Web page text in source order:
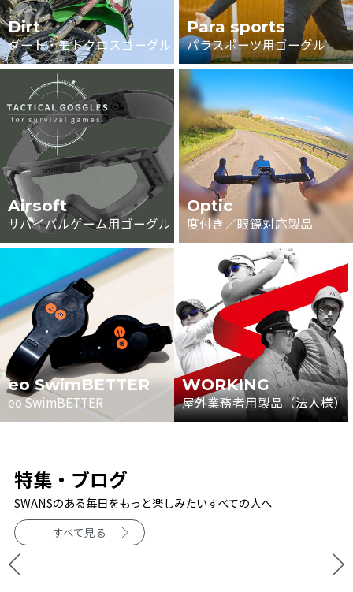
Dirt
ダート・モトクロスゴーグル
Para sports
パラスポーツ用ゴーグル
Airsoft
サバイバルゲーム用ゴーグル
Optic
度付き／眼鏡対応製品
eo SwimBETTER
eo SwimBETTER
WORKING
屋外業務者用製品（法人様）
特集・ブログ
SWANSのある毎日をもっと楽しみたいすべての人へ
すべて見る